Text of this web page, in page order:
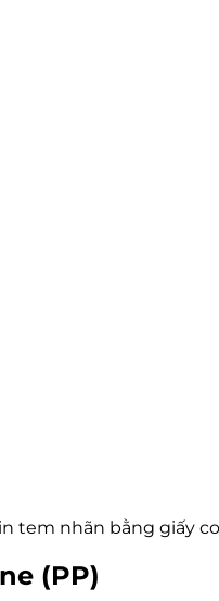
tem nhãn bằng giấy
(PP)